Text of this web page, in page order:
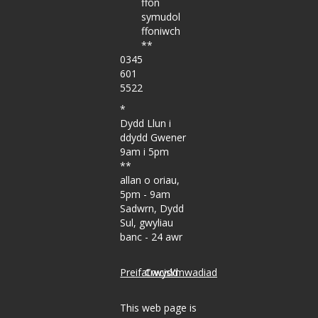
symudol
ffoniwch
**
0345
601
5522
*
Dydd Llun i
ddydd Gwener
9am i 5pm
**
allan o oriau,
5pm - 9am
Sadwrn, Dydd
Sul, gwyliau
banc - 24 awr
Preifatrwydd
CwcisYmwadiad
This web page is